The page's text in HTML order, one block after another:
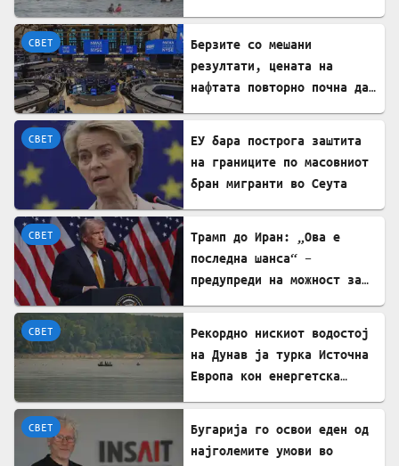
СВЕТ
Берзите со мешани
резултати, цената на
нафтата повторно почна да
СВЕТ
ЕУ бара построга заштита
на границите по масовниот
бран мигранти во Сеута
СВЕТ
Трамп до Иран: „Ова е
последна шанса“ –
предупреди на можност за
СВЕТ
Рекордно нискиот водостој
на Дунав ја турка Источна
Европа кон енергетска
СВЕТ
Бугарија го освои еден од
најголемите умови во